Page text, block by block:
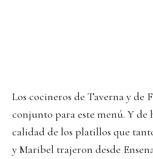
Los cocineros de Taverna y de
conjunto para este menú. Y de
calidad de los platillos que
y Maribel trajeron desde